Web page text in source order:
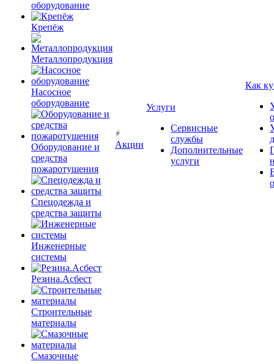
оборудование
Крепёж
Металлопродукция
Насосное
оборудование
Оборудование и
средства
пожаротушения
Спецодежда и
средства защиты
Инженерные
системы
Резина.Асбест
Строительные
материалы
Смазочные
Акции
Услуги
Сервисные
службы
Дополнительные
услуги
Как